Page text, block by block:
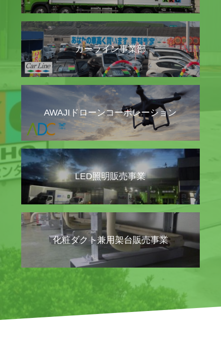
カーライン事業部
AWAJIドローンコーポレーション
LED照明販売事業
化粧ダクト兼用架台販売事業